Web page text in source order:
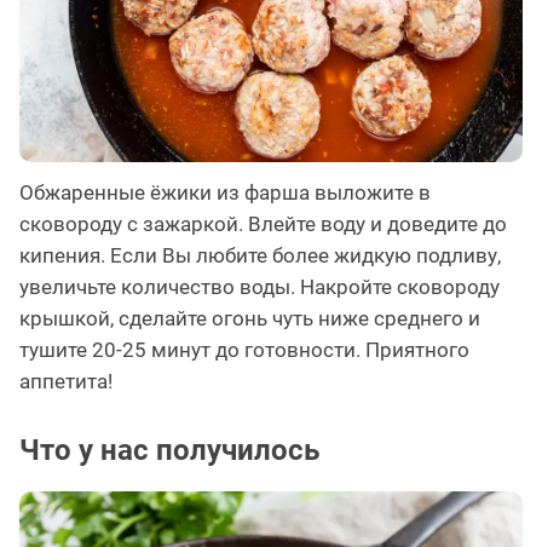
Обжаренные ёжики из фарша выложите в
сковороду с зажаркой. Влейте воду и доведите до
кипения. Если Вы любите более жидкую подливу,
увеличьте количество воды. Накройте сковороду
крышкой, сделайте огонь чуть ниже среднего и
тушите 20-25 минут до готовности. Приятного
аппетита!
Что у нас получилось